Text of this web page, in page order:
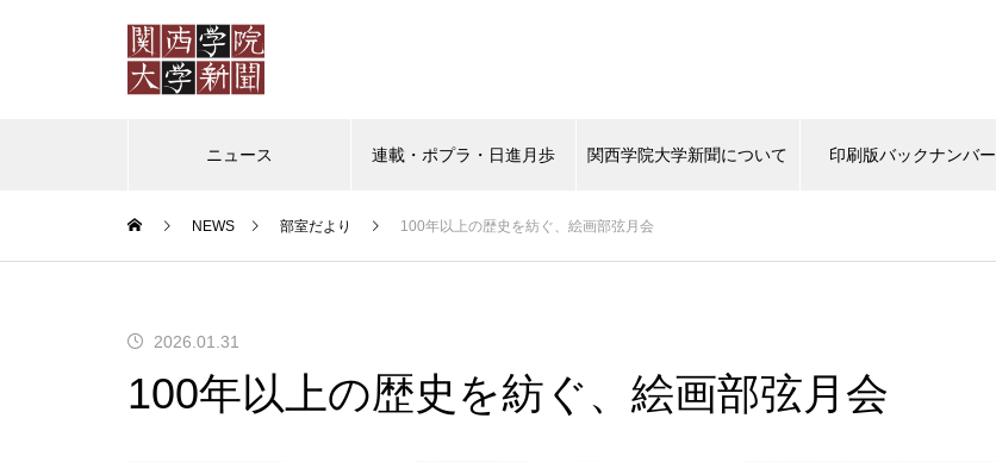
ニュース 連載・ポプラ・日進月歩 関西学院大学新聞について 印刷版バックナンバー
ポプラ 日進月歩 教授の背中 タイムスリップ
もいいように
ルから関心を
NEWS 部室だより 100年以上の歴史を紡ぐ、絵画部弦月会
2026.01.31
100年以上の歴史を紡ぐ、絵画部弦月会